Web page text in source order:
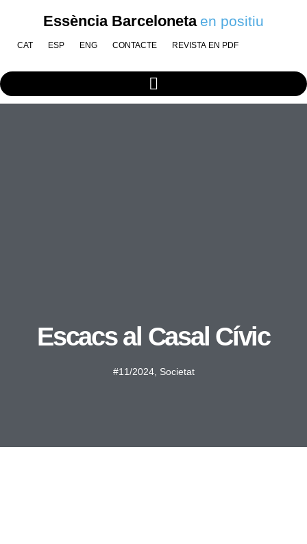
Essència Barceloneta en positiu
CAT ESP ENG CONTACTE REVISTA EN PDF
Escacs al Casal Cívic
#11/2024, Societat